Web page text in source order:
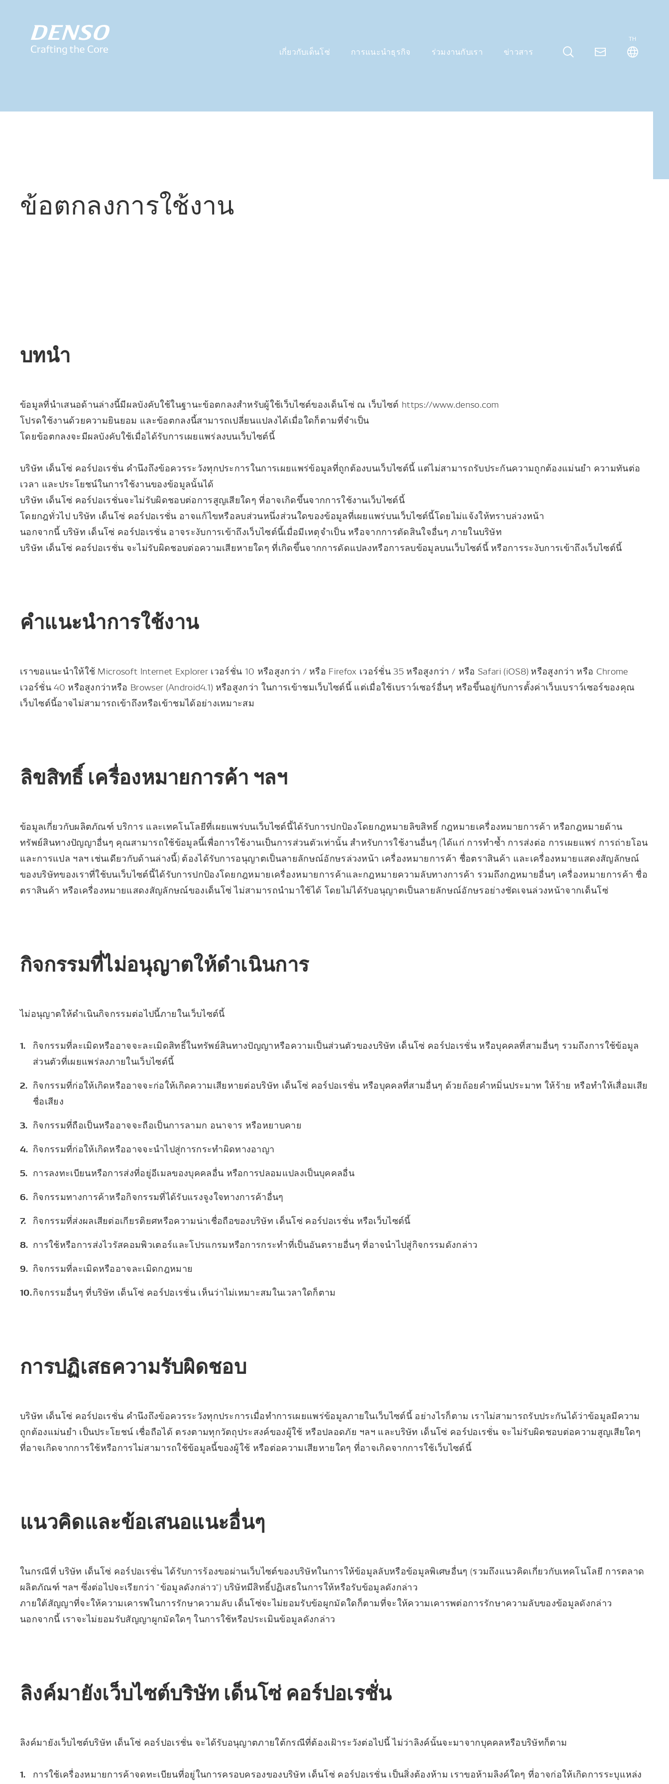
เกี่ยวกับเด็นโซ่ การแนะนำธุรกิจ ร่วมงานกับเรา ข่าวสาร
TH
ข้อตกลงการใช้งาน
บทนำ
ข้อมูลที่นำเสนอด้านล่างนี้มีผลบังคับใช้ในฐานะข้อตกลงสำหรับผู้ใช้เว็บไซต์ของเด็นโซ่ ณ เว็บไซต์ https://www.denso.com
โปรดใช้งานด้วยความยินยอม และข้อตกลงนี้สามารถเปลี่ยนแปลงได้เมื่อใดก็ตามที่จำเป็น
โดยข้อตกลงจะมีผลบังคับใช้เมื่อได้รับการเผยแพร่ลงบนเว็บไซต์นี้
บริษัท เด็นโซ่ คอร์ปอเรชั่น คำนึงถึงข้อควรระวังทุกประการในการเผยแพร่ข้อมูลที่ถูกต้องบนเว็บไซต์นี้ แต่ไม่สามารถรับประกันความถูกต้องแม่นยำ ความทันต่อ
เวลา และประโยชน์ในการใช้งานของข้อมูลนั้นได้
บริษัท เด็นโซ่ คอร์ปอเรชั่นจะไม่รับผิดชอบต่อการสูญเสียใดๆ ที่อาจเกิดขึ้นจากการใช้งานเว็บไซต์นี้
โดยกฎทั่วไป บริษัท เด็นโซ่ คอร์ปอเรชั่น อาจแก้ไขหรือลบส่วนหนึ่งส่วนใดของข้อมูลที่เผยแพร่บนเว็บไซต์นี้โดยไม่แจ้งให้ทราบล่วงหน้า
นอกจากนี้ บริษัท เด็นโซ่ คอร์ปอเรชั่น อาจระงับการเข้าถึงเว็บไซต์นี้เมื่อมีเหตุจำเป็น หรือจากการตัดสินใจอื่นๆ ภายในบริษัท
บริษัท เด็นโซ่ คอร์ปอเรชั่น จะไม่รับผิดชอบต่อความเสียหายใดๆ ที่เกิดขึ้นจากการดัดแปลงหรือการลบข้อมูลบนเว็บไซต์นี้ หรือการระงับการเข้าถึงเว็บไซต์นี้
คำแนะนำการใช้งาน
เราขอแนะนำให้ใช้ Microsoft Internet Explorer เวอร์ชั่น 10 หรือสูงกว่า / หรือ Firefox เวอร์ชั่น 35 หรือสูงกว่า / หรือ Safari (iOS8) หรือสูงกว่า หรือ Chrome
เวอร์ชั่น 40 หรือสูงกว่าหรือ Browser (Android4.1) หรือสูงกว่า ในการเข้าชมเว็บไซต์นี้ แต่เมื่อใช้เบราว์เซอร์อื่นๆ หรือขึ้นอยู่กับการตั้งค่าเว็บเบราว์เซอร์ของคุณ
เว็บไซต์นี้อาจไม่สามารถเข้าถึงหรือเข้าชมได้อย่างเหมาะสม
ลิขสิทธิ์ เครื่องหมายการค้า ฯลฯ
ข้อมูลเกี่ยวกับผลิตภัณฑ์ บริการ และเทคโนโลยีที่เผยแพร่บนเว็บไซต์นี้ได้รับการปกป้องโดยกฎหมายลิขสิทธิ์ กฎหมายเครื่องหมายการค้า หรือกฎหมายด้าน
ทรัพย์สินทางปัญญาอื่นๆ คุณสามารถใช้ข้อมูลนี้เพื่อการใช้งานเป็นการส่วนตัวเท่านั้น สำหรับการใช้งานอื่นๆ (ได้แก่ การทำซ้ำ การส่งต่อ การเผยแพร่ การถ่ายโอน
และการแปล ฯลฯ เช่นเดียวกับด้านล่างนี้) ต้องได้รับการอนุญาตเป็นลายลักษณ์อักษรล่วงหน้า เครื่องหมายการค้า ชื่อตราสินค้า และเครื่องหมายแสดงสัญลักษณ์
ของบริษัทของเราที่ใช้บนเว็บไซต์นี้ได้รับการปกป้องโดยกฎหมายเครื่องหมายการค้าและกฎหมายความลับทางการค้า รวมถึงกฎหมายอื่นๆ เครื่องหมายการค้า ชื่อ
ตราสินค้า หรือเครื่องหมายแสดงสัญลักษณ์ของเด็นโซ่ ไม่สามารถนำมาใช้ได้ โดยไม่ได้รับอนุญาตเป็นลายลักษณ์อักษรอย่างชัดเจนล่วงหน้าจากเด็นโซ่
กิจกรรมที่ไม่อนุญาตให้ดำเนินการ
ไม่อนุญาตให้ดำเนินกิจกรรมต่อไปนี้ภายในเว็บไซต์นี้
กิจกรรมที่ละเมิดหรืออาจจะละเมิดสิทธิ์ในทรัพย์สินทางปัญญาหรือความเป็นส่วนตัวของบริษัท เด็นโซ่ คอร์ปอเรชั่น หรือบุคคลที่สามอื่นๆ รวมถึงการใช้ข้อมูล
ส่วนตัวที่เผยแพร่ลงภายในเว็บไซต์นี้
กิจกรรมที่ก่อให้เกิดหรืออาจจะก่อให้เกิดความเสียหายต่อบริษัท เด็นโซ่ คอร์ปอเรชั่น หรือบุคคลที่สามอื่นๆ ด้วยถ้อยคำหมิ่นประมาท ให้ร้าย หรือทำให้เสื่อมเสีย
ชื่อเสียง
กิจกรรมที่ถือเป็นหรืออาจจะถือเป็นการลามก อนาจาร หรือหยาบคาย
กิจกรรมที่ก่อให้เกิดหรืออาจจะนำไปสู่การกระทำผิดทางอาญา
การลงทะเบียนหรือการส่งที่อยู่อีเมลของบุคคลอื่น หรือการปลอมแปลงเป็นบุคคลอื่น
กิจกรรมทางการค้าหรือกิจกรรมที่ได้รับแรงจูงใจทางการค้าอื่นๆ
กิจกรรมที่ส่งผลเสียต่อเกียรติยศหรือความน่าเชื่อถือของบริษัท เด็นโซ่ คอร์ปอเรชั่น หรือเว็บไซต์นี้
การใช้หรือการส่งไวรัสคอมพิวเตอร์และโปรแกรมหรือการกระทำที่เป็นอันตรายอื่นๆ ที่อาจนำไปสู่กิจกรรมดังกล่าว
กิจกรรมที่ละเมิดหรืออาจละเมิดกฎหมาย
กิจกรรมอื่นๆ ที่บริษัท เด็นโซ่ คอร์ปอเรชั่น เห็นว่าไม่เหมาะสมในเวลาใดก็ตาม
การปฏิเสธความรับผิดชอบ
บริษัท เด็นโซ่ คอร์ปอเรชั่น คำนึงถึงข้อควรระวังทุกประการเมื่อทำการเผยแพร่ข้อมูลภายในเว็บไซต์นี้ อย่างไรก็ตาม เราไม่สามารถรับประกันได้ว่าข้อมูลมีความ
ถูกต้องแม่นยำ เป็นประโยชน์ เชื่อถือได้ ตรงตามทุกวัตถุประสงค์ของผู้ใช้ หรือปลอดภัย ฯลฯ และบริษัท เด็นโซ่ คอร์ปอเรชั่น จะไม่รับผิดชอบต่อความสูญเสียใดๆ
ที่อาจเกิดจากการใช้หรือการไม่สามารถใช้ข้อมูลนี้ของผู้ใช้ หรือต่อความเสียหายใดๆ ที่อาจเกิดจากการใช้เว็บไซต์นี้
แนวคิดและข้อเสนอแนะอื่นๆ
ในกรณีที่ บริษัท เด็นโซ่ คอร์ปอเรชั่น ได้รับการร้องขอผ่านเว็บไซต์ของบริษัทในการให้ข้อมูลลับหรือข้อมูลพิเศษอื่นๆ (รวมถึงแนวคิดเกี่ยวกับเทคโนโลยี การตลาด
ผลิตภัณฑ์ ฯลฯ ซึ่งต่อไปจะเรียกว่า "ข้อมูลดังกล่าว") บริษัทมีสิทธิ์ปฏิเสธในการให้หรือรับข้อมูลดังกล่าว
ภายใต้สัญญาที่จะให้ความเคารพในการรักษาความลับ เด็นโซ่จะไม่ยอมรับข้อผูกมัดใดก็ตามที่จะให้ความเคารพต่อการรักษาความลับของข้อมูลดังกล่าว
นอกจากนี้ เราจะไม่ยอมรับสัญญาผูกมัดใดๆ ในการใช้หรือประเมินข้อมูลดังกล่าว
ลิงค์มายังเว็บไซต์บริษัท เด็นโซ่ คอร์ปอเรชั่น
ลิงค์มายังเว็บไซต์บริษัท เด็นโซ่ คอร์ปอเรชั่น จะได้รับอนุญาตภายใต้กรณีที่ต้องเฝ้าระวังต่อไปนี้ ไม่ว่าลิงค์นั้นจะมาจากบุคคลหรือบริษัทก็ตาม
การใช้เครื่องหมายการค้าจดทะเบียนที่อยู่ในการครอบครองของบริษัท เด็นโซ่ คอร์ปอเรชั่น เป็นสิ่งต้องห้าม เราขอห้ามลิงค์ใดๆ ที่อาจก่อให้เกิดการระบุแหล่ง